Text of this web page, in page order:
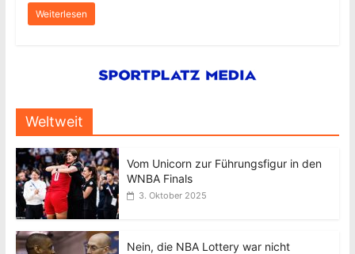
Weiterlesen
Weltweit
Vom Unicorn zur Führungsfigur in den
WNBA Finals
3. Oktober 2025
Nein, die NBA Lottery war nicht